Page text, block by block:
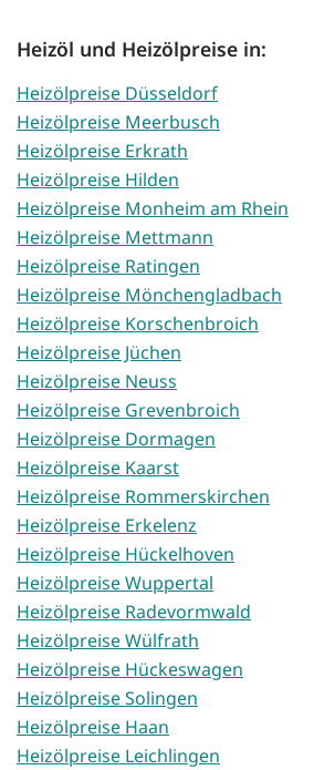
Heizöl und Heizölpreise in:
Heizölpreise Düsseldorf
Heizölpreise Meerbusch
Heizölpreise Erkrath
Heizölpreise Hilden
Heizölpreise Monheim am Rhein
Heizölpreise Mettmann
Heizölpreise Ratingen
Heizölpreise Mönchengladbach
Heizölpreise Korschenbroich
Heizölpreise Jüchen
Heizölpreise Neuss
Heizölpreise Grevenbroich
Heizölpreise Dormagen
Heizölpreise Kaarst
Heizölpreise Rommerskirchen
Heizölpreise Erkelenz
Heizölpreise Hückelhoven
Heizölpreise Wuppertal
Heizölpreise Radevormwald
Heizölpreise Wülfrath
Heizölpreise Hückeswagen
Heizölpreise Solingen
Heizölpreise Haan
Heizölpreise Leichlingen